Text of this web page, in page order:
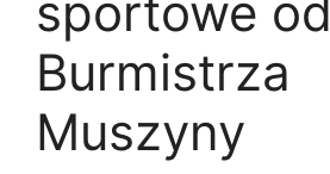
sportowe od
Burmistrza
Muszyny